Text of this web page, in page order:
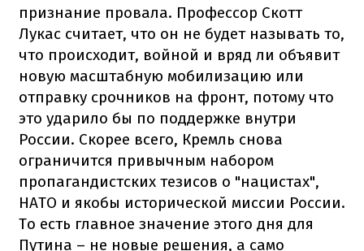
признание провала. Профессор Скотт
Лукас считает, что он не будет называть то,
что происходит, войной и вряд ли объявит
новую масштабную мобилизацию или
отправку срочников на фронт, потому что
это ударило бы по поддержке внутри
России. Скорее всего, Кремль снова
ограничится привычным набором
пропагандистских тезисов о "нацистах",
НАТО и якобы исторической миссии России.
То есть главное значение этого дня для
Путина – не новые решения, а само